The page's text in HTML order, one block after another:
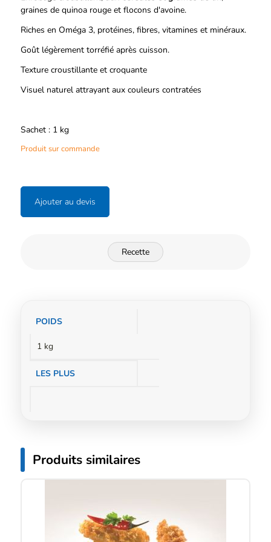
graines de quinoa rouge et flocons d'avoine.
Riches en Oméga 3, protéines, fibres, vitamines et minéraux.
Goût légèrement torréfié après cuisson.
Texture croustillante et croquante
Visuel naturel attrayant aux couleurs contratées
Sachet : 1 kg
Produit sur commande
Ajouter au devis
Recette
Informations
POIDS
1 kg
LES PLUS
Produits similaires